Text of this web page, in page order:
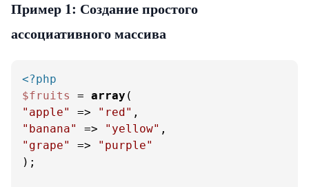
Пример 1: Создание простого
ассоциативного массива
<?php
$fruits
= array
"apple"
=> "red"
"banana"
=> "yellow"
"grape"
=>
"purple"
);